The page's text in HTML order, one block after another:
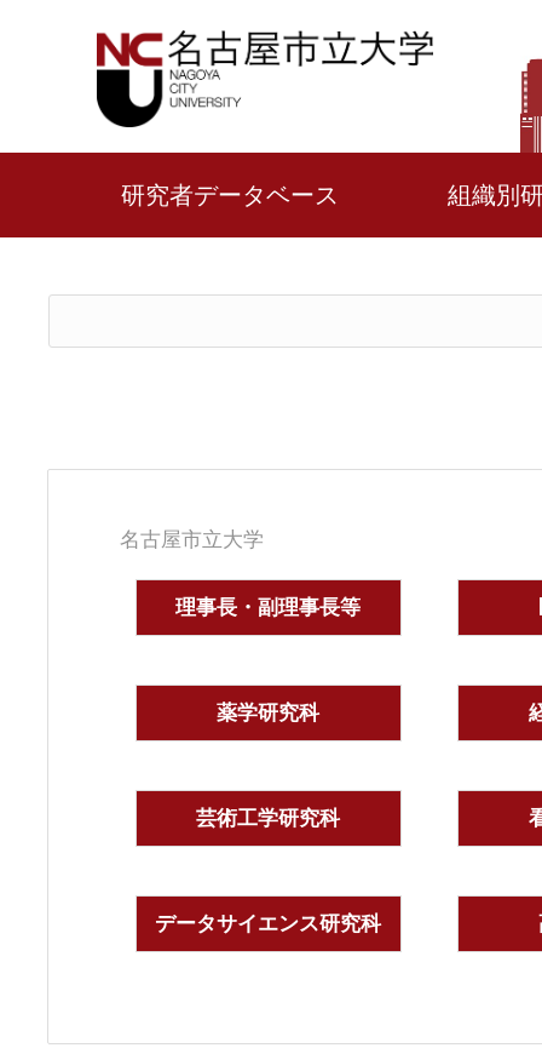
研究者データベース 組織別
名古屋市立大学
理事長・副理事長等
薬学研究科
芸術工学研究科
データサイエンス研究科